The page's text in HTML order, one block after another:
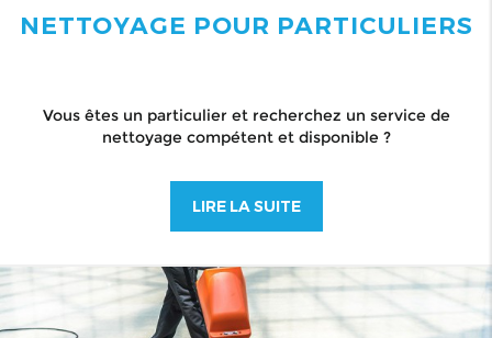
NETTOYAGE POUR PARTICULIERS
Vous êtes un particulier et recherchez un service de
nettoyage compétent et disponible ?
LIRE LA SUITE